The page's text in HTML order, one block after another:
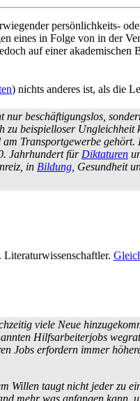
persönlichkeits-
eines in Folge von in der
auf einer akademischen
) nichts anderes ist, als die
beschäftigungslos,
beispielloser Ungleichheit
Transport­gewerbe gehört.
Jahrhundert für Diktaturen
in Bildung , Gesundheit
. Literatur­wissen­schaftler.
viele Neue
Hilfs­arbeiter­jobs
Jobs erfordern immer
Willen taugt nicht jeder zu
mehr was anfangen kann,